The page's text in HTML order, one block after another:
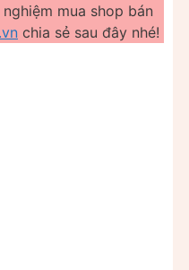
mua shop bán
chia sẻ sau đây nhé!